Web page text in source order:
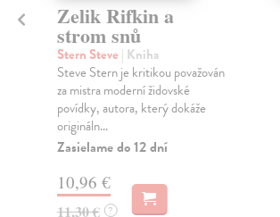
Zelik Rifkin a
strom snů
Stern Steve | Kniha
Steve Stern je kritikou považován
za mistra moderní židovské
povídky, autora, který dokáže
origináln...
Zasielame do 12 dní
10,96 €
11,30 € ?